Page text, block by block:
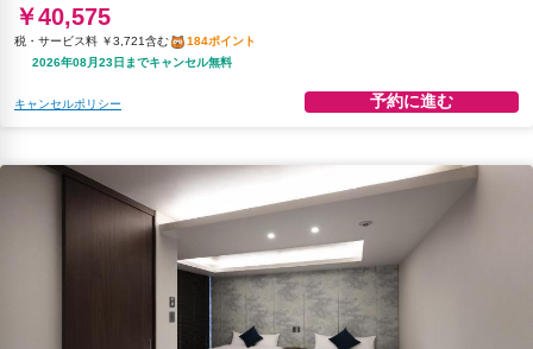
￥40,575
税・サービス料 ￥3,721含む
184ポイント
2026年08月23日までキャンセル無料
キャンセルポリシー 予約に進む